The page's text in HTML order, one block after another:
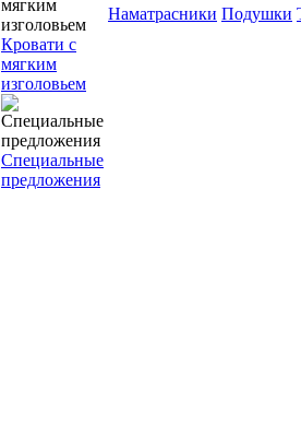
Кровати с
мягким
изголовьем
Специальные
предложения
Наматрасники Подушки